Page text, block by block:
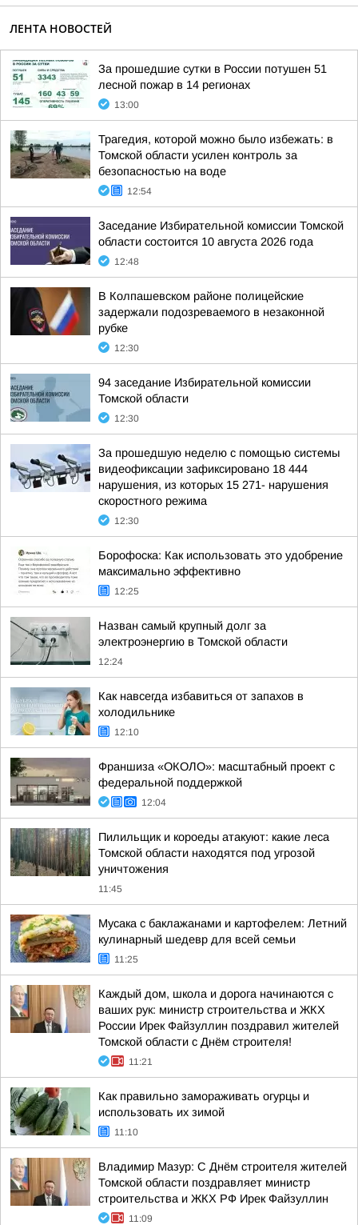
ЛЕНТА НОВОСТЕЙ
За прошедшие сутки в России потушен 51
лесной пожар в 14 регионах
13:00
Трагедия, которой можно было избежать: в
Томской области усилен контроль за
безопасностью на воде
12:54
Заседание Избирательной комиссии Томской
области состоится 10 августа 2026 года
12:48
В Колпашевском районе полицейские
задержали подозреваемого в незаконной
рубке
12:30
94 заседание Избирательной комиссии
Томской области
12:30
За прошедшую неделю с помощью системы
видеофиксации зафиксировано 18 444
нарушения, из которых 15 271- нарушения
скоростного режима
12:30
Борофоска: Как использовать это удобрение
максимально эффективно
12:25
Назван самый крупный долг за
электроэнергию в Томской области
12:24
Как навсегда избавиться от запахов в
холодильнике
12:10
Франшиза «ОКОЛО»: масштабный проект с
федеральной поддержкой
12:04
Пилильщик и короеды атакуют: какие леса
Томской области находятся под угрозой
уничтожения
11:45
Мусака с баклажанами и картофелем: Летний
кулинарный шедевр для всей семьи
11:25
Каждый дом, школа и дорога начинаются с
ваших рук: министр строительства и ЖКХ
России Ирек Файзуллин поздравил жителей
Томской области с Днём строителя!
11:21
Как правильно замораживать огурцы и
использовать их зимой
11:10
Владимир Мазур: С Днём строителя жителей
Томской области поздравляет министр
строительства и ЖКХ РФ Ирек Файзуллин
11:09